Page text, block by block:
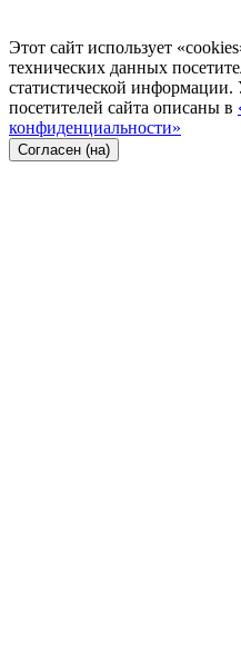
Этот сайт использует
технических данных
статистической
посетителей сайта описаны в
конфиденциальности»
Согласен (на)